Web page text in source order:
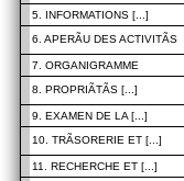
5. INFORMATIONS [...]
6. APERÃU DES ACTIVITÃS
7. ORGANIGRAMME
8. PROPRIÃTÃS [...]
9. EXAMEN DE LA [...]
10. TRÃSORERIE ET [...]
11. RECHERCHE ET [...]